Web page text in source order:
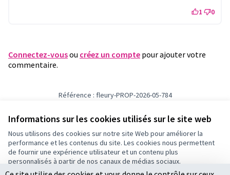
Informations sur les cookies utilisés sur le site web
Nous utilisons des cookies sur notre site Web pour améliorer la
performance et les contenus du site. Les cookies nous permettent
de fournir une expérience utilisateur et un contenu plus
personnalisés à partir de nos canaux de médias sociaux.
1 0
Connectez-vousou créez un compte pour ajouter votre
commentaire.
Référence : fleury-PROP-2026-05-784
Vérifiez l'empreinte numérique
Conditions d'utilisation
Paramètres des cookies